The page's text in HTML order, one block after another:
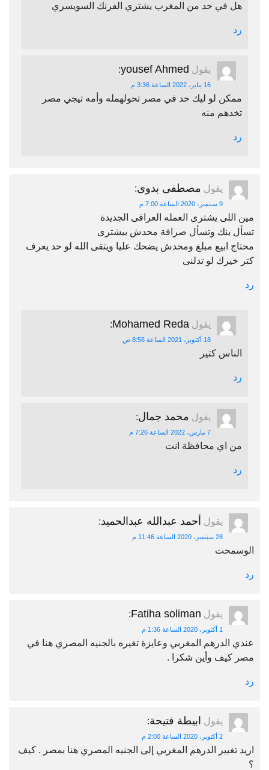
هل في حد من المغرب يشتري الفرنك السويسري
رد
يقول yousef Ahmed
:
16 يناير، 2022 الساعة 3:36 م
ممكن لو ليك حد في مصر تحولهمله وأمه تيجي مصر
تخدهم منه
رد
يقول مصطفى بدوى:
9 سبتمبر، 2020 الساعة 7:00 م
مين اللى يشترى العمله العراقى الجديدة
تسأل بنك وتسأل صرافة محدش بيشترى
محتاج ابيع مبلغ ومحدش يضحك عليا ويتقى الله لو حد يعرف
كتر خيرك لو تدلنى
رد
يقول Mohamed Reda
:
18 أكتوبر، 2021 الساعة 8:56 ص
الناس كتير
رد
يقول محمد جمال:
7 مارس، 2022 الساعة 7:26 م
من اي محافظة انت
رد
يقول أحمد عبدالله عبدالحميد:
28 سبتمبر، 2020 الساعة 11:46 م
الوسمحت
رد
يقول Fatiha soliman
:
1 أكتوبر، 2020 الساعة 1:36 م
عندي الدرهم المغربي وعايزة تغيره بالجنيه المصري هنا في
مصر كيف وأين شكرا .
رد
يقول ابيطة فتيحة:
2 أكتوبر، 2020 الساعة 2:00 م
اريد تغيير الدرهم المغربي إلى الجنيه المصري هنا بمصر . كيف
؟